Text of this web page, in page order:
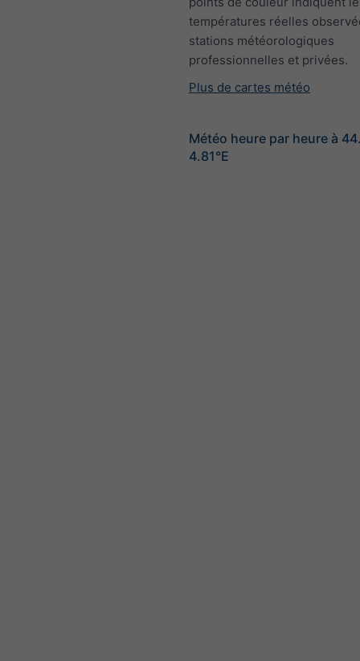
températures réelles
stations météorologiques
professionnelles et privées.
Plus de cartes météo
Météo heure par heure à
4.81°E